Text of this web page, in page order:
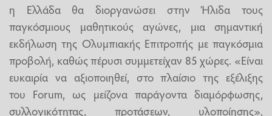
η Ελλάδα θα διοργανώσει στην Ήλιδα τους
παγκόσμιους μαθητικούς αγώνες, μια σημαντική
εκδήλωση της Ολυμπιακής Επιτροπής με παγκόσμια
προβολή, καθώς πέρυσι συμμετείχαν 85 χώρες. «Είναι
ευκαιρία να αξιοποιηθεί, στο πλαίσιο της εξέλιξης
του Forum, ως μείζονα παράγοντα διαμόρφωσης,
συλλογικότητας, προτάσεων, υλοποίησης»,